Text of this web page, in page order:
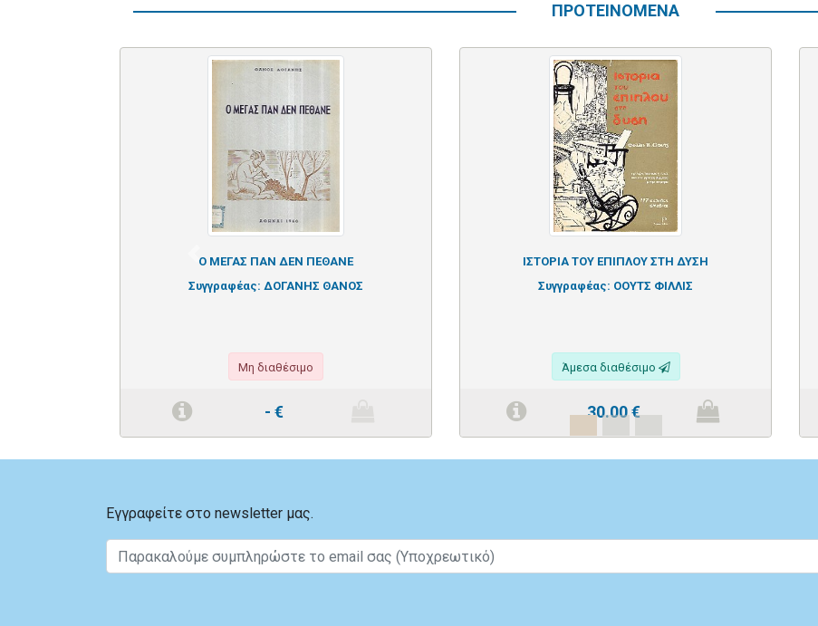
ΠΡΟΤΕΙΝΟΜΕΝΑ
Ο ΜΕΓΑΣ ΠΑΝ ΔΕΝ ΠΕΘΑΝΕ
Συγγραφέας: ΔΟΓΑΝΗΣ ΘΑΝΟΣ
Μη διαθέσιμο
- €
ΙΣΤΟΡΙΑ ΤΟΥ ΕΠΙΠΛΟΥ ΣΤΗ ΔΥΣΗ
Συγγραφέας: ΟΟΥΤΣ ΦΙΛΛΙΣ
Άμεσα διαθέσιμο
30.00€
Previous
Εγγραφείτε στο newsletter μας.